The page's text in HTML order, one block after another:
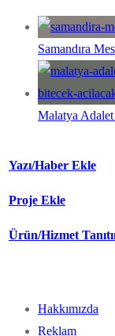
Samandıra
Malatya Adalet
Yazı/Haber Ekle
Proje Ekle
Ürün/Hizmet
Hakkımızda
Reklam